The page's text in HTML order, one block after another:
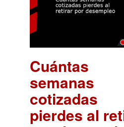
Cuántas
semanas
cotizadas
pierdes al